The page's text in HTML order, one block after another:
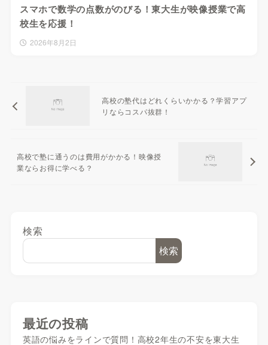
スマホで数学の点数がのびる！東大生が映像授業で高
校生を応援！
2026年8月2日
高校の塾代はどれくらいかかる？学習アプ
リならコスパ抜群！
高校で塾に通うのは費用がかかる！映像授
業ならお得に学べる？
検索
検索
最近の投稿
英語の悩みをラインで質問！高校2年生の不安を東大生